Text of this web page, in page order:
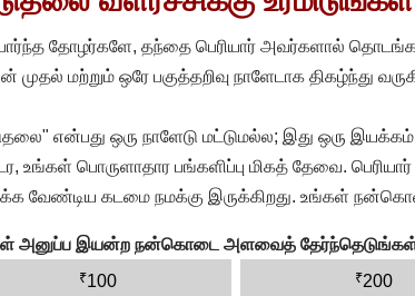
தோழர்களே, தந்தை பெரியார் அவர்களால்
முதல் மற்றும் ஒரே பகுத்தறிவு நாளேடாக திகழ்ந்து
என்பது ஒரு நாளேடு மட்டுமல்ல; இது ஒரு
உங்கள் பொருளாதார பங்களிப்பு மிகத் தேவை.
வேண்டிய கடமை நமக்கு இருக்கிறது. உங்கள்
அனுப்ப இயன்ற நன்கொடை அளவைத்
₹100 ₹200